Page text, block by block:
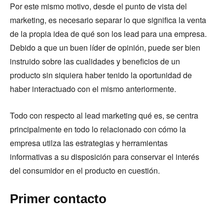
Por este mismo motivo, desde el punto de vista del
marketing, es necesario separar lo que significa la venta
de la propia idea de qué son los lead para una empresa.
Debido a que un buen líder de opinión, puede ser bien
instruido sobre las cualidades y beneficios de un
producto sin siquiera haber tenido la oportunidad de
haber interactuado con el mismo anteriormente.
Todo con respecto al lead marketing qué es, se centra
principalmente en todo lo relacionado con cómo la
empresa utilza las estrategias y herramientas
informativas a su disposición para conservar el interés
del consumidor en el producto en cuestión.
Primer contacto